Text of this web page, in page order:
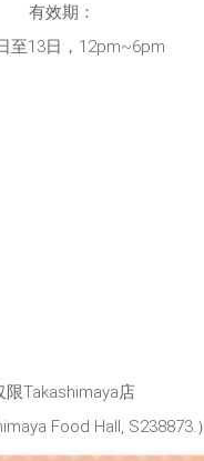
有效期：
至13日，12pm~6pm
限Takashimaya店
Food Hall, S238873.）